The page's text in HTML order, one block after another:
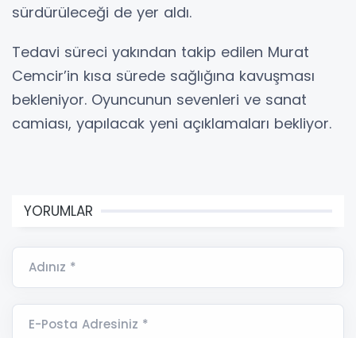
sürdürüleceği de yer aldı.
Tedavi süreci yakından takip edilen Murat
Cemcir’in kısa sürede sağlığına kavuşması
bekleniyor. Oyuncunun sevenleri ve sanat
camiası, yapılacak yeni açıklamaları bekliyor.
YORUMLAR
Adınız *
E-Posta Adresiniz *